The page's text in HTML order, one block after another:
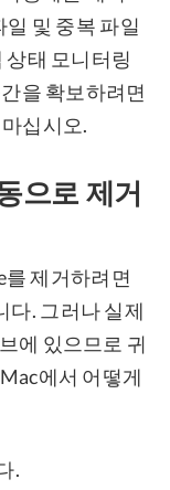
및 중복 파일
상태 모니터링
을 확보하려면
십시오.
으로 제거
제거하려면
다. 그러나 실제
에 있으므로 귀
에서 어떻게
.